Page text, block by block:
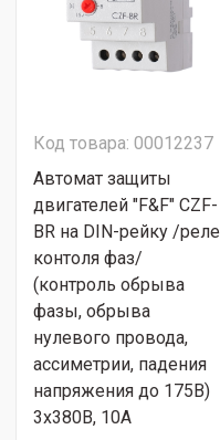
Код товара: 00012237
Автомат защиты
двигателей "F&F" CZF-
BR на DIN-рейку /реле
контоля фаз/
(контроль обрыва
фазы, обрыва
нулевого провода,
ассиметрии, падения
напряжения до 175В)
3х380В, 10А